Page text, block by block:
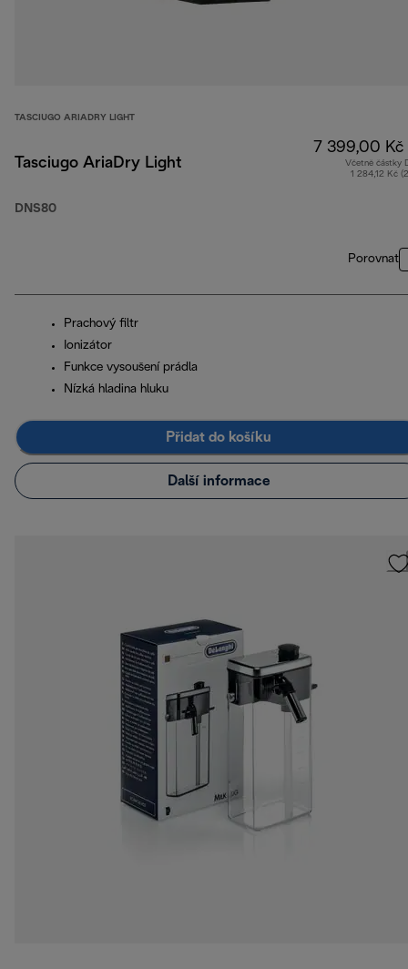
TASCIUGO ARIADRY LIGHT
Tasciugo AriaDry Light
DNS80
7 399,00 Kč
Včetně částky
1 284,12 Kč
Porovnat
Prachový filtr
Ionizátor
Funkce vysoušení prádla
Nízká hladina hluku
Přidat do košíku
Další informace